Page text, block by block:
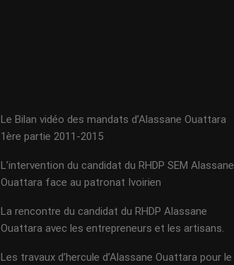
Le Bilan vidéo des mandats d’Alassane Ouattara
1ère partie 2011-2015
L’intervention du candidat du RHDP SEM Alassane
Ouattara face au patronat Ivoirien
La rencontre du candidat du RHDP Alassane
Ouattara avec les entrepreneurs et les artisans.
Les travaux d’hercule d’Alassane Ouattara pour le